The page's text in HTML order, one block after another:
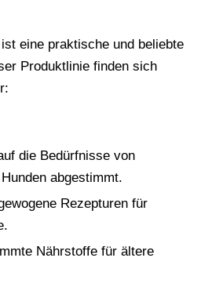
eine praktische und beliebte
Produktlinie finden sich
die Bedürfnisse von
abgestimmt.
Rezepturen für
Nährstoffe für ältere